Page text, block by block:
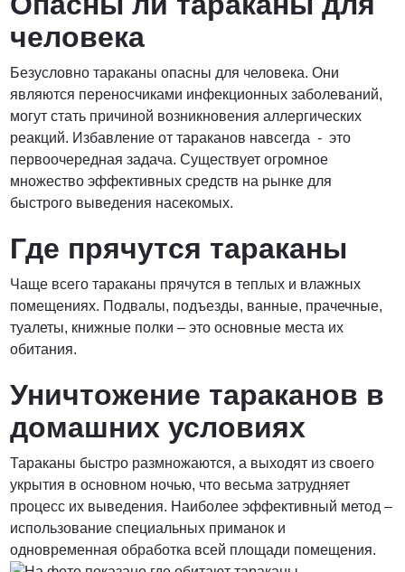
человека
Безусловно тараканы опасны для человека. Они
являются переносчиками инфекционных заболеваний,
могут стать причиной возникновения аллергических
реакций. Избавление от тараканов навсегда - это
первоочередная задача. Существует огромное
множество эффективных средств на рынке для
быстрого выведения насекомых.
Где прячутся тараканы
Чаще всего тараканы прячутся в теплых и влажных
помещениях. Подвалы, подъезды, ванные, прачечные,
туалеты, книжные полки – это основные места их
обитания.
Уничтожение тараканов в
домашних условиях
Тараканы быстро размножаются, а выходят из своего
укрытия в основном ночью, что весьма затрудняет
процесс их выведения. Наиболее эффективный метод –
использование специальных приманок и
одновременная обработка всей площади помещения.